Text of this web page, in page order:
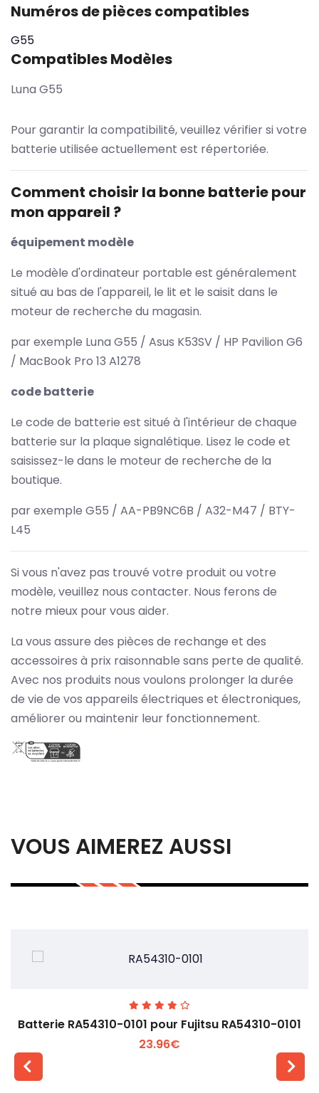
Numéros de pièces compatibles
G55
Compatibles Modèles
Luna G55
Pour garantir la compatibilité, veuillez vérifier si votre
batterie utilisée actuellement est répertoriée.
Comment choisir la bonne batterie pour
mon appareil ?
équipement modèle
Le modèle d'ordinateur portable est généralement
situé au bas de l'appareil, le lit et le saisit dans le
moteur de recherche du magasin.
par exemple Luna G55 / Asus K53SV / HP Pavilion G6
/ MacBook Pro 13 A1278
code batterie
Le code de batterie est situé à l'intérieur de chaque
batterie sur la plaque signalétique. Lisez le code et
saisissez-le dans le moteur de recherche de la
boutique.
par exemple G55 / AA-PB9NC6B / A32-M47 / BTY-
L45
Si vous n'avez pas trouvé votre produit ou votre
modèle, veuillez nous contacter. Nous ferons de
notre mieux pour vous aider.
La vous assure des pièces de rechange et des
accessoires à prix raisonnable sans perte de qualité.
Avec nos produits nous voulons prolonger la durée
de vie de vos appareils électriques et électroniques,
améliorer ou maintenir leur fonctionnement.
VOUS AIMEREZ AUSSI
Batterie RA54310-0101 pour Fujitsu RA54310-0101
23.96€